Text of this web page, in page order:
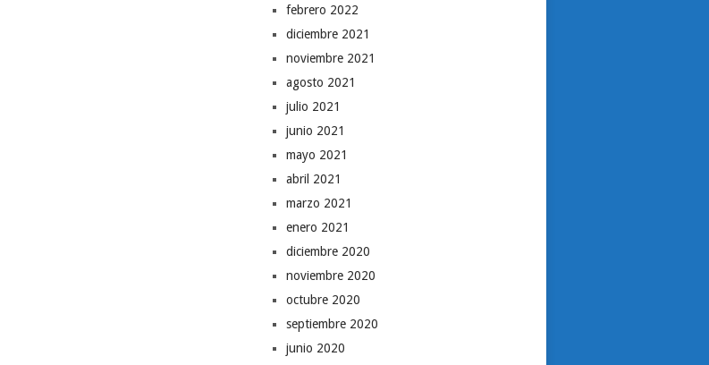
febrero 2022
diciembre 2021
noviembre 2021
agosto 2021
julio 2021
junio 2021
mayo 2021
abril 2021
marzo 2021
enero 2021
diciembre 2020
noviembre 2020
octubre 2020
septiembre 2020
junio 2020